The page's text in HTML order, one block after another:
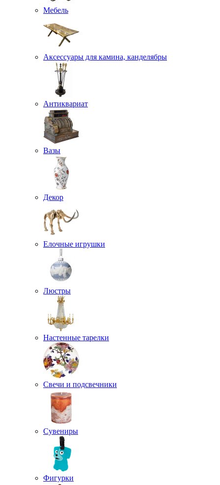
Мебель
Аксессуары для камина, канделябры
Антиквариат
Вазы
Декор
Елочные игрушки
Люстры
Настенные тарелки
Свечи и подсвечники
Сувениры
Фигурки